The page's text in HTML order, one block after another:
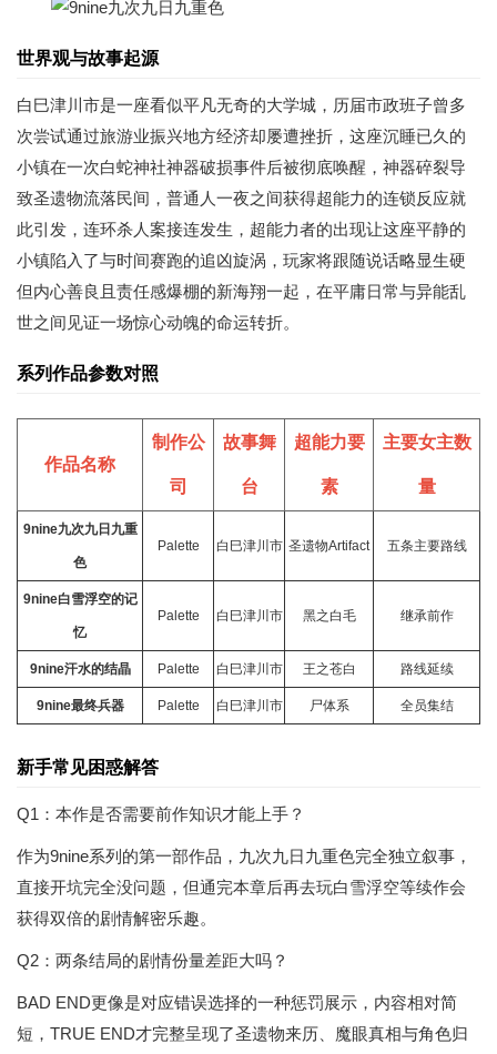
世界观与故事起源
白巳津川市是一座看似平凡无奇的大学城，历届市政班子曾多
次尝试通过旅游业振兴地方经济却屡遭挫折，这座沉睡已久的
小镇在一次白蛇神社神器破损事件后被彻底唤醒，神器碎裂导
致圣遗物流落民间，普通人一夜之间获得超能力的连锁反应就
此引发，连环杀人案接连发生，超能力者的出现让这座平静的
小镇陷入了与时间赛跑的追凶旋涡，玩家将跟随说话略显生硬
但内心善良且责任感爆棚的新海翔一起，在平庸日常与异能乱
世之间见证一场惊心动魄的命运转折。
系列作品参数对照
作品名称
制作公
司
故事舞
台
超能力要
素
主要女主数
量
9nine九次九日九重
色
Palette 白巳津川市 圣遗物Artifact 五条主要路线
9nine白雪浮空的记
忆
Palette 白巳津川市 黑之白毛 继承前作
9nine汗水的结晶 Palette 白巳津川市 王之苍白 路线延续
9nine最终兵器 Palette 白巳津川市 尸体系 全员集结
新手常见困惑解答
Q1：本作是否需要前作知识才能上手？
作为9nine系列的第一部作品，九次九日九重色完全独立叙事，
直接开坑完全没问题，但通完本章后再去玩白雪浮空等续作会
获得双倍的剧情解密乐趣。
Q2：两条结局的剧情份量差距大吗？
BAD END更像是对应错误选择的一种惩罚展示，内容相对简
短，TRUE END才完整呈现了圣遗物来历、魔眼真相与角色归